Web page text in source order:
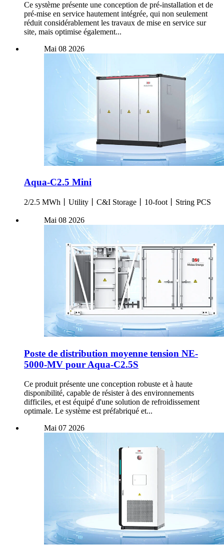
Ce système présente une conception de pré-installation et de
pré-mise en service hautement intégrée, qui non seulement
réduit considérablement les travaux de mise en service sur
site, mais optimise également...
Mai 08 2026
Aqua-C2.5 Mini
2/2.5 MWh丨Utility丨C&I Storage丨10-foot丨String PCS
Mai 08 2026
Poste de distribution moyenne tension NE-
5000-MV pour Aqua-C2.5S
Ce produit présente une conception robuste et à haute
disponibilité, capable de résister à des environnements
difficiles, et est équipé d'une solution de refroidissement
optimale. Le système est préfabriqué et...
Mai 07 2026